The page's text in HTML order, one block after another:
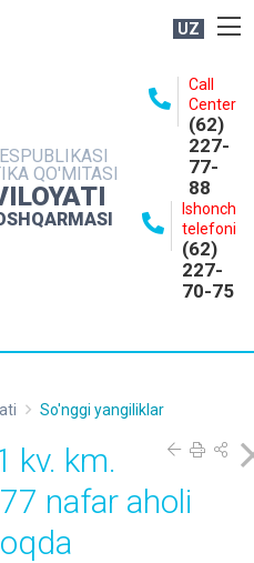
UZ
QO'MITASI
Call
Center
(62)
227-
77-
88
Ishonch
telefoni
(62)
227-
70-75
XIZMATLAR
XIZMATI
So'nggi yangiliklar
kv. km.
nafar aholi